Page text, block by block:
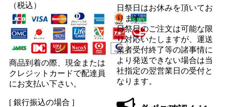
（税込）
商品到着の際、現金または
クレジットカードで配達員
にお支払い下さい。
[ 銀行振込の場合 ]
日祭日はお休みを頂いてお
ります。
日祭日のご注文は可能な限
り対応いたしますが、運送
業者受付終了等の諸事情に
より発送できない場合は当
社指定の翌営業日の受付と
なります。